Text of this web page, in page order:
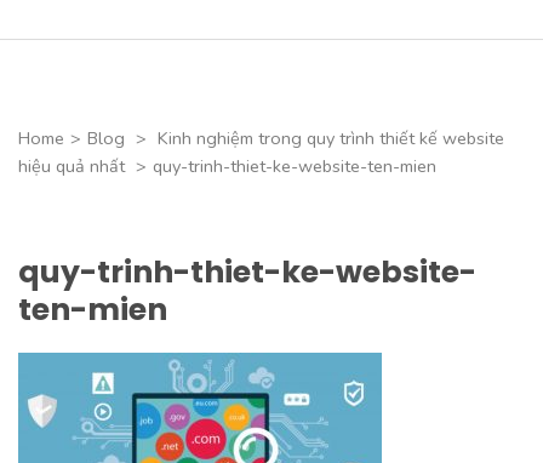
Home > Blog > Kinh nghiệm trong quy trình thiết kế website
hiệu quả nhất > quy-trinh-thiet-ke-website-ten-mien
quy-trinh-thiet-ke-website-
ten-mien